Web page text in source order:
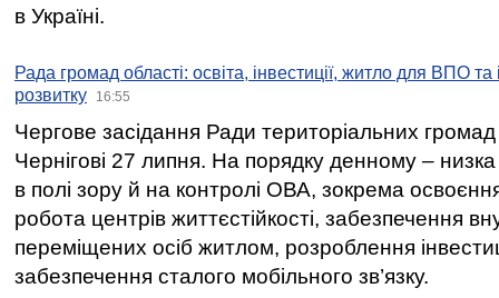
в Україні.
Рада громад області: освіта, інвестиції, житло для ВПО
розвитку
16:55
Чергове засідання Ради територіальних громад
Чернігові 27 липня. На порядку денному –
в полі зору й на контролі ОВА, зокрема освоєння
робота центрів життєстійкості, забезпечення
переміщених осіб житлом, розроблення
забезпечення сталого мобільного зв’язку.